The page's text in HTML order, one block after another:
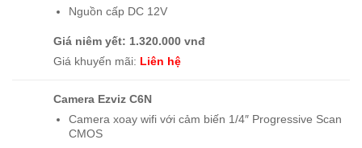
Nguồn cấp DC 12V
Giá niêm yết: 1.320.000 vnđ
Giá khuyến mãi: Liên hệ
Camera Ezviz C6N
Camera xoay wifi với cảm biến 1/4″ Progressive Scan
CMOS